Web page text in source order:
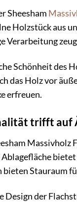
Sheesham
Holzstück aus
Verarbeitung
Schönheit des
das Holz vor
erfreuen.
trifft auf
bieten Stauraum
Design der